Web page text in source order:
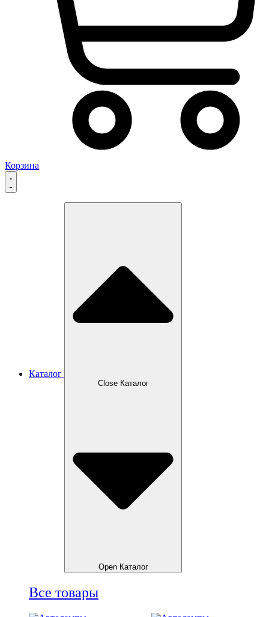
Корзина
Каталог
Close Каталог
Open Каталог
Все товары